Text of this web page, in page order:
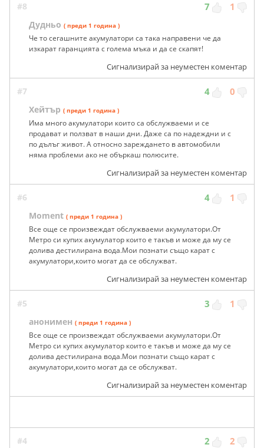
#8 7 1
Дудньо ( преди 1 година )
Че то сегашните акумулатори са така направени че да
изкарат гаранцията с голема мъка и да се скапят!
Сигнализирай за неуместен коментар
#7 4 0
Хейтър ( преди 1 година )
Има много акумулатори които са обслужваеми и се
продават и ползват в наши дни. Даже са по надеждни и с
по дълъг живот. А относно зареждането в автомобили
няма проблеми ако не объркаш полюсите.
Сигнализирай за неуместен коментар
#6 4 1
Moment ( преди 1 година )
Все още се произвеждат обслужваеми акумулатори.От
Метро си купих акумулатор които е такъв и може да му се
долива дестилирана вода.Мои познати също карат с
акумулатори,които могат да се обслужват.
Сигнализирай за неуместен коментар
#5 3 1
анонимен ( преди 1 година )
Все още се произвеждат обслужваеми акумулатори.От
Метро си купих акумулатор които е такъв и може да му се
долива дестилирана вода.Мои познати също карат с
акумулатори,които могат да се обслужват.
Сигнализирай за неуместен коментар
#4 2 2